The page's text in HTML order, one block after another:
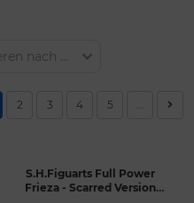
nach ...
2 3 4 5 ...
S.H.Figuarts Full Power
Frieza - Scarred Version